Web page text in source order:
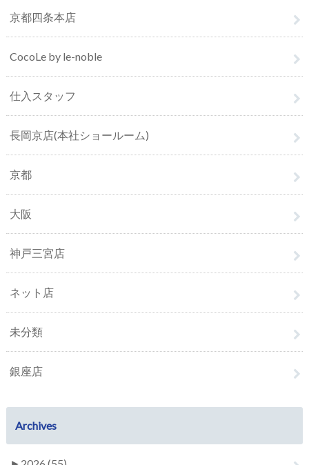
京都四条本店
CocoLe by le-noble
仕入スタッフ
長岡京店(本社ショールーム)
京都
大阪
神戸三宮店
ネット店
未分類
銀座店
Archives